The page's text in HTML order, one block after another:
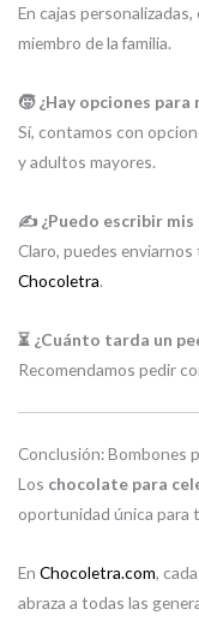
En cajas
miembro de la familia.
🧒 ¿Hay opciones
Sí, contamos con
y adultos mayores.
✍️ ¿Puedo escribir mis
Claro, puedes
Chocoletra.
⏳ ¿Cuánto tarda un
Recomendamos pedir
Conclusión: Bombones
Los chocolate para
oportunidad única para
En Chocoletra.com,
abraza a todas las